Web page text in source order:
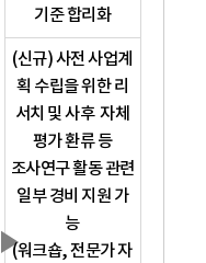
▶
기준 합리화
(신규) 사전 사업계
획 수립을 위한 리
서치 및 사후 자체
평가 환류 등
조사연구 활동 관련
일부 경비 지원 가
능
(워크숍, 전문가 자